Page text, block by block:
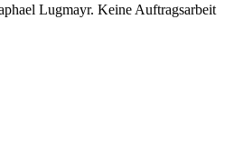
Lugmayr. Keine Auftragsarbeit